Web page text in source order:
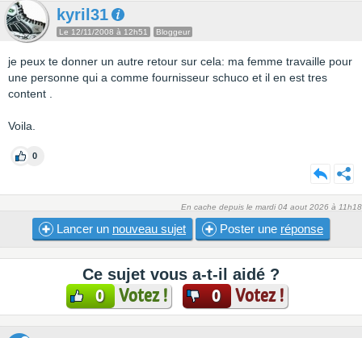
kyril31
Le 12/11/2008 à 12h51 Bloggeur
je peux te donner un autre retour sur cela: ma femme travaille pour
une personne qui a comme fournisseur schuco et il en est tres
content .
Voila.
0
En cache depuis le mardi 04 aout 2026 à 11h18
Lancer un nouveau sujet Poster une réponse
Ce sujet vous a-t-il aidé ?
0 Votez ! 0 Votez !